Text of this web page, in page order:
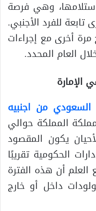
استلامها، وهي فرصة
للفرد الأجنبي.
أخرى مع إجراءات
العام المحدد.
الإمارة
من اجنبيه
المملكة حوالي
يكون المقصود
الحكومية تقريبًا
العلم أن هذه الفترة
داخل أو خارج